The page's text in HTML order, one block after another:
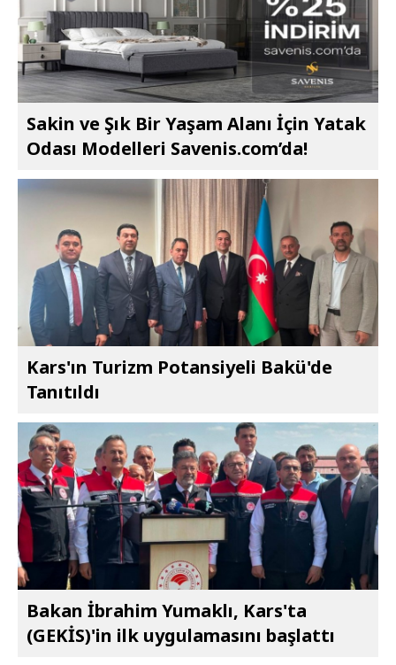
Sakin ve Şık Bir Yaşam Alanı İçin Yatak
Odası Modelleri Savenis.com’da!
Kars'ın Turizm Potansiyeli Bakü'de
Tanıtıldı
Bakan İbrahim Yumaklı, Kars'ta
(GEKİS)'in ilk uygulamasını başlattı